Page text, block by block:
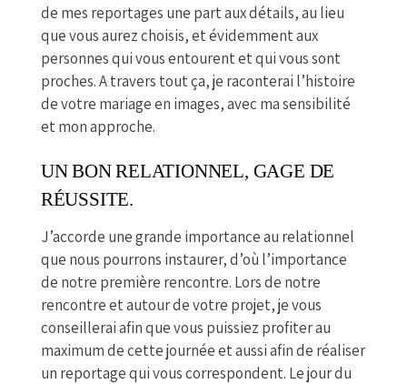
de mes reportages une part aux détails, au lieu
que vous aurez choisis, et évidemment aux
personnes qui vous entourent et qui vous sont
proches. A travers tout ça, je raconterai l’histoire
de votre mariage en images, avec ma sensibilité
et mon approche.
UN BON RELATIONNEL, GAGE DE
RÉUSSITE.
J’accorde une grande importance au relationnel
que nous pourrons instaurer, d’où l’importance
de notre première rencontre. Lors de notre
rencontre et autour de votre projet, je vous
conseillerai afin que vous puissiez profiter au
maximum de cette journée et aussi afin de réaliser
un reportage qui vous correspondent. Le jour du